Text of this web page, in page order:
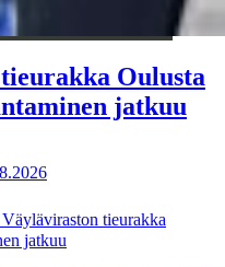
Oulusta
jatkuu
tieurakka
jatkuu